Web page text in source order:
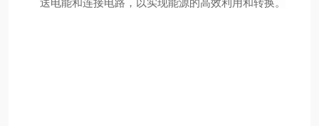
送电能和连接电路，以实现能源的高效利用和转换。